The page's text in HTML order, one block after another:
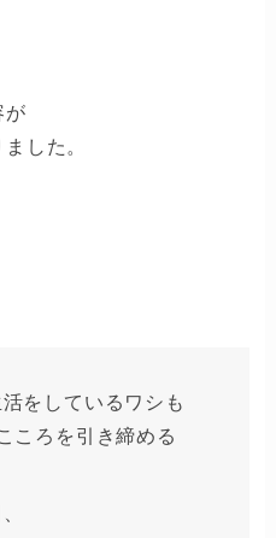
が
した。
をしているワシも
ころを引き締める